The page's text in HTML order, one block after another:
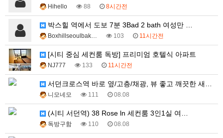
Hihello 88 8시간전
박스힐 역에서 도보 7분 3Bad 2 bath 여성만 …
Boxhillseoulbak… 103 11시간전
[시티 중심 세컨룸 독방] 프리미엄 호텔식 아파트
NJ777 133 11시간전
서던크로스역 바로 옆/고층/채광, 뷰 좋고 깨끗한 새아…
니모네모 111 08.08
(시티 서던역) 38 Rose ln 세컨룸 3인1실 여…
독방구함 110 08.08